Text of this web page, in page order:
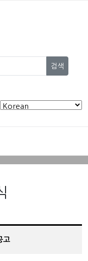
검색
고